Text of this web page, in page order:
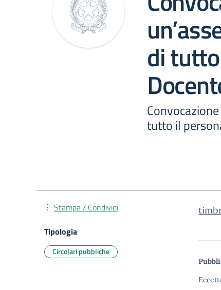
di
tutto il
Stampa / Condividi
Tipologia
Circolari pubbliche